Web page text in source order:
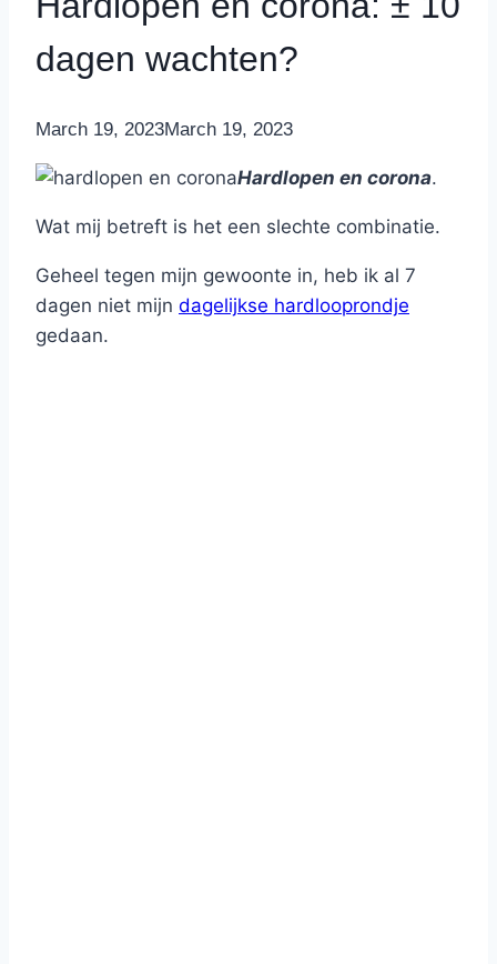
dagen wachten?
ByNicole
March 19, 2023March 19, 2023
Hardlopen en corona.
Wat mij betreft is het een slechte combinatie.
Geheel tegen mijn gewoonte in, heb ik al 7
dagen niet mijn dagelijkse hardlooprondje
gedaan.